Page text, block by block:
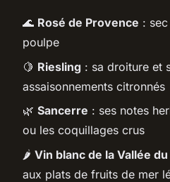
🌊 Rosé de Provence :
poulpe
🍋 Riesling : sa droiture et
assaisonnements citronnés
🌿 Sancerre : ses notes
ou les coquillages crus
🌶️ Vin blanc de la Vallée
aux plats de fruits de mer